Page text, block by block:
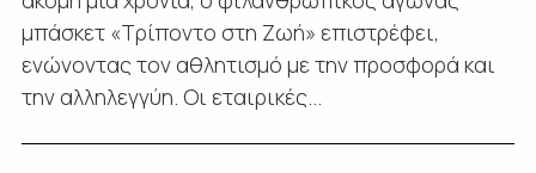
μπάσκετ «Τρίποντο στη Ζωή» επιστρέφει,
ενώνοντας τον αθλητισμό με την προσφορά και
την αλληλεγγύη. Οι εταιρικές...